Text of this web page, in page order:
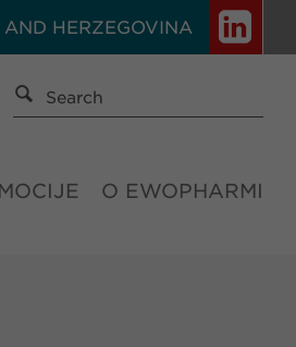
HERZEGOVINA
O EWOPHARMI